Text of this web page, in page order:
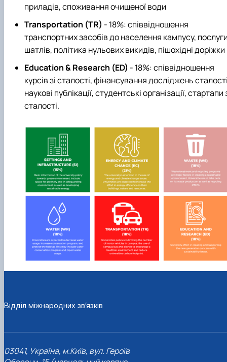
приладів, споживання очищеної води
Transportation (TR) - 18%: співвідношення
транспортних засобів до населення кампусу,
шатлів, політика нульових викидів, пішохідні доріжки
Education & Research (ED) - 18%: співвідношення
курсів зі сталості, фінансування досліджень
наукові публікації, студентські організації, стартапи
сталості.
Відділ міжнародних зв’язків
03041, Україна, м.Київ, вул. Героїв